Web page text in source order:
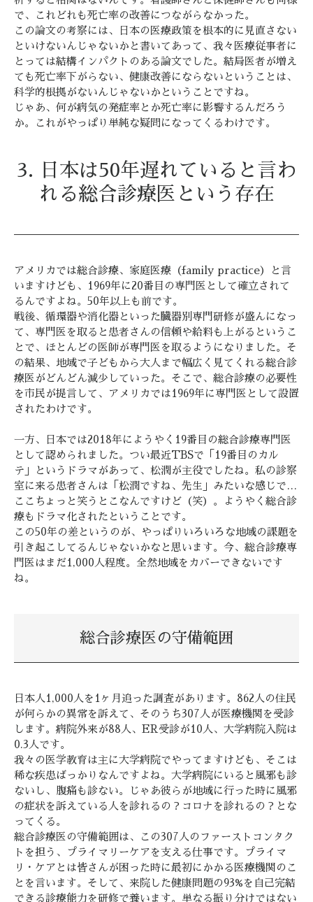
で、これどれも死亡率の改善につながらなかった。
この論文の考察には、日本の医療政策を根本的に見直さない
といけないんじゃないかと書いてあって、我々医療従事者に
とっては結構インパクトのある論文でした。結局医者が増え
ても死亡率下がらない、健康改善にならないということは、
科学的根拠がないんじゃないかということですね。
じゃあ、何が病気の発症率とか死亡率に影響するんだろう
か。これがやっぱり単純な疑問になってくるわけです。
3. 日本は50年遅れていると言わ
れる総合診療医という存在
アメリカでは総合診療、家庭医療（family practice）と言
いますけども、1969年に20番目の専門医として確立されて
るんですよね。50年以上も前です。
戦後、循環器や消化器といった臓器別専門研修が盛んになっ
て、専門医を取ると患者さんの信頼や給料も上がるというこ
とで、ほとんどの医師が専門医を取るようになりました。そ
の結果、地域で子どもから大人まで幅広く見てくれる総合診
療医がどんどん減少していった。そこで、総合診療の必要性
を市民が提言して、アメリカでは1969年に専門医として設置
されたわけです。
一方、日本では2018年にようやく19番目の総合診療専門医
として認められました。つい最近TBSで「19番目のカル
テ」というドラマがあって、松潤が主役でしたね。私の診察
室に来る患者さんは「松潤ですね、先生」みたいな感じで…
ここちょっと笑うとこなんですけど（笑）。ようやく総合診
療もドラマ化されたということです。
この50年の差というのが、やっぱりいろいろな地域の課題を
引き起こしてるんじゃないかなと思います。今、総合診療専
門医はまだ1,000人程度。全然地域をカバーできないです
ね。
総合診療医の守備範囲
日本人1,000人を1ヶ月追った調査があります。862人の住民
が何らかの異常を訴えて、そのうち307人が医療機関を受診
します。病院外来が88人、ER受診が10人、大学病院入院は
0.3人です。
我々の医学教育は主に大学病院でやってますけども、そこは
稀な疾患ばっかりなんですよね。大学病院にいると風邪も診
ないし、腹痛も診ない。じゃあ彼らが地域に行った時に風邪
の症状を訴えている人を診れるの？コロナを診れるの？とな
ってくる。
総合診療医の守備範囲は、この307人のファーストコンタク
トを担う、プライマリーケアを支える仕事です。プライマ
リ・ケアとは皆さんが困った時に最初にかかる医療機関のこ
とを言います。そして、来院した健康問題の93%を自己完結
できる診療能力を研修で養います。単なる振り分けではない